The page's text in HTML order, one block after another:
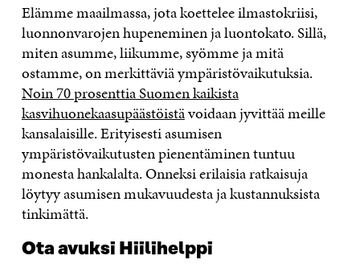
Elämme maailmassa, jota koettelee ilmastokriisi,
luonnonvarojen hupeneminen ja luontokato. Sillä,
miten asumme, liikumme, syömme ja mitä
ostamme, on merkittäviä ympäristövaikutuksia.
Noin 70 prosenttia Suomen kaikista
kasvihuonekaasupäästöistävoidaan jyvittää meille
kansalaisille. Erityisesti asumisen
ympäristövaikutusten pienentäminen tuntuu
monesta hankalalta. Onneksi erilaisia ratkaisuja
löytyy asumisen mukavuudesta ja kustannuksista
tinkimättä.
Ota avuksi Hiilihelppi